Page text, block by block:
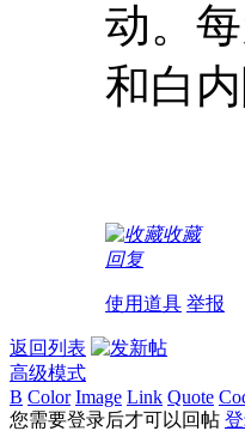
动。
和白
收藏
回复
使用道具 举报
返回列表
高级模式
B Color Image Link Quote
您需要登录后才可以回帖